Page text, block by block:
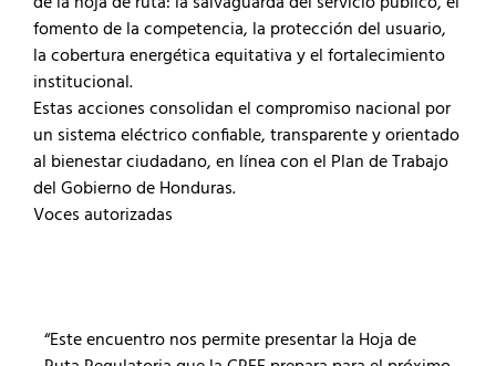
fomento de la competencia, la protección del usuario,
la cobertura energética equitativa y el fortalecimiento
institucional.
Estas acciones consolidan el compromiso nacional por
un sistema eléctrico confiable, transparente y orientado
al bienestar ciudadano, en línea con el Plan de Trabajo
del Gobierno de Honduras.
Voces autorizadas
“Este encuentro nos permite presentar la Hoja de